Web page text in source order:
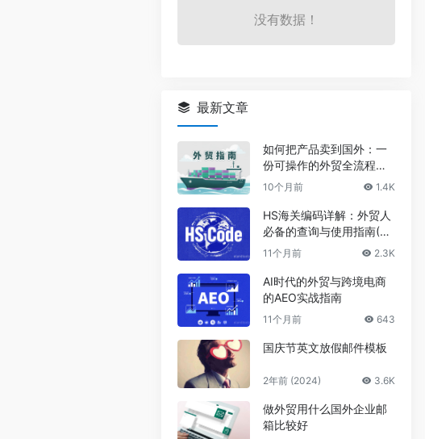
没有数据！
最新文章
如何把产品卖到国外：一
份可操作的外贸全流程指
南2025
10个月前 1.4K
HS海关编码详解：外贸人
必备的查询与使用指南(20
25)
11个月前 2.3K
AI时代的外贸与跨境电商
的AEO实战指南
11个月前 643
国庆节英文放假邮件模板
2年前 (2024) 3.6K
做外贸用什么国外企业邮
箱比较好